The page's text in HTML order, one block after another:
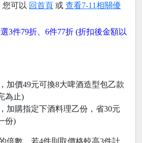
您可以 回首頁 或 查看7-11相關優
3件79折、6件77折 (折扣後金額以
加價49元可換8大啤酒造型包乙款
為止)
加購指定下酒料理乙份，省30元
份)
倍數，若4件則取價格較高3件計